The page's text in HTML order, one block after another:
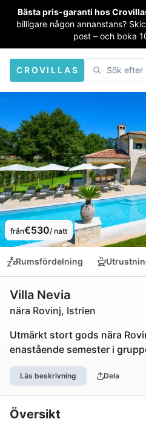
Bästa pris-garanti hos
billigare någon annanstans?
post – och boka
CROVILLAS
från€530/ natt
Rumsfördelning
Villa Nevia
nära Rovinj, Istrien
Utmärkt stort gods nära
enastående semester i
Läs beskrivning Dela
Översikt